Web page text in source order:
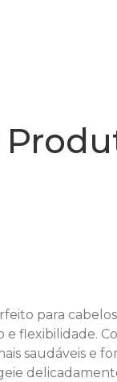
para
flexibilidade.
saudáveis e